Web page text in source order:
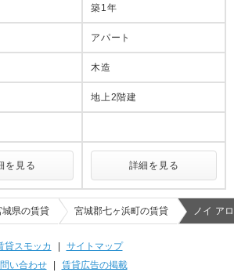
築1年
アパート
木造
地上2階建
を見る 詳細を見る
城県の賃貸 宮城郡七ヶ浜町の賃貸 ノイ ア
貸スモッカ | サイトマップ
い合わせ| 賃貸広告の掲載